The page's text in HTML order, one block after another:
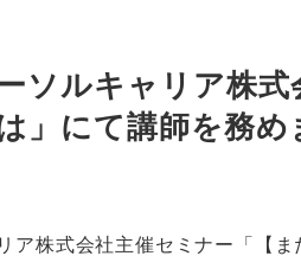
ソルキャリア株
」にて講師を務め
ア株式会社主催セミナー「【